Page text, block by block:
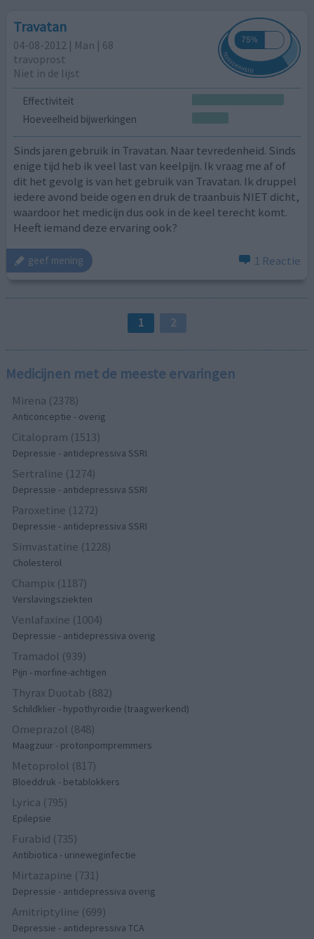
Travatan
04-08-2012 | Man | 68
travoprost
Niet in de lijst
Effectiviteit
Hoeveelheid bijwerkingen
Sinds jaren gebruik in Travatan. Naar tevredenheid. Sinds
enige tijd heb ik veel last van keelpijn. Ik vraag me af of
dit het gevolg is van het gebruik van Travatan. Ik druppel
iedere avond beide ogen en druk de traanbuis NIET dicht,
waardoor het medicijn dus ook in de keel terecht komt.
Heeft iemand deze ervaring ook?
geef mening 1 Reactie
1 2
Medicijnen met de meeste ervaringen
Mirena (2378)
Anticonceptie - overig
Citalopram (1513)
Depressie - antidepressiva SSRI
Sertraline (1274)
Depressie - antidepressiva SSRI
Paroxetine (1272)
Depressie - antidepressiva SSRI
Simvastatine (1228)
Cholesterol
Champix (1187)
Verslavingsziekten
Venlafaxine (1004)
Depressie - antidepressiva overig
Tramadol (939)
Pijn - morfine-achtigen
Thyrax Duotab (882)
Schildklier - hypothyroidie (traagwerkend)
Omeprazol (848)
Maagzuur - protonpompremmers
Metoprolol (817)
Bloeddruk - betablokkers
Lyrica (795)
Epilepsie
Furabid (735)
Antibiotica - urineweginfectie
Mirtazapine (731)
Depressie - antidepressiva overig
Amitriptyline (699)
Depressie - antidepressiva TCA